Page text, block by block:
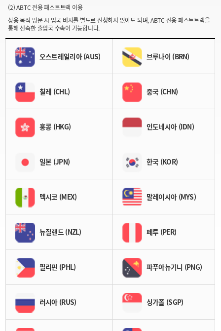
(2) ABTC 전용 패스트트랙 이용
상용 목적 방문 시 입국 비자를 별도로 신청하지 않아도 되며, ABTC 전용 패스트트랙을
통해 신속한 출입국 수속이 가능합니다.
오스트레일리아 (AUS) 브루나이 (BRN)
칠레 (CHL) 중국 (CHN)
홍콩 (HKG) 인도네시아 (IDN)
일본 (JPN) 한국 (KOR)
멕시코 (MEX) 말레이시아 (MYS)
뉴질랜드 (NZL) 페루 (PER)
필리핀 (PHL) 파푸아뉴기니 (PNG)
러시아 (RUS) 싱가폴 (SGP)